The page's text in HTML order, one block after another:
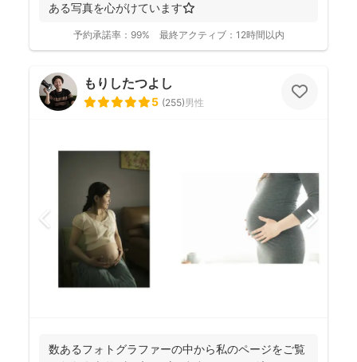
ある写真を心がけています⭐️
予約承諾率： 99% 最終アクティブ： 12時間以内
もりしたつよし
5 (255)男性
数あるフォトグラファーの中から私のページをご覧